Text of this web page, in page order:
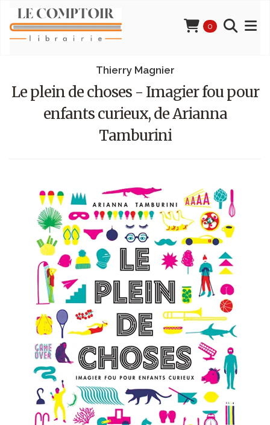
0
Thierry Magnier
Le plein de choses - Imagier fou pour
enfants curieux, de Arianna
Tamburini